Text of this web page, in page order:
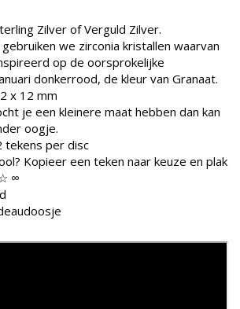
Zilver of Verguld Zilver.
we zirconia kristallen waarvan
op de oorsprokelijke
donkerrood, de kleur van Granaat.
x 12 mm
je een kleinere maat hebben dan kan
oogje.
tekens per disc
Kopieer een teken naar keuze en plak
∞